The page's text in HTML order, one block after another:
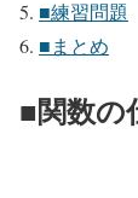
■練習問題
■まとめ
■関数の